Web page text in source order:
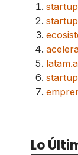
Lo